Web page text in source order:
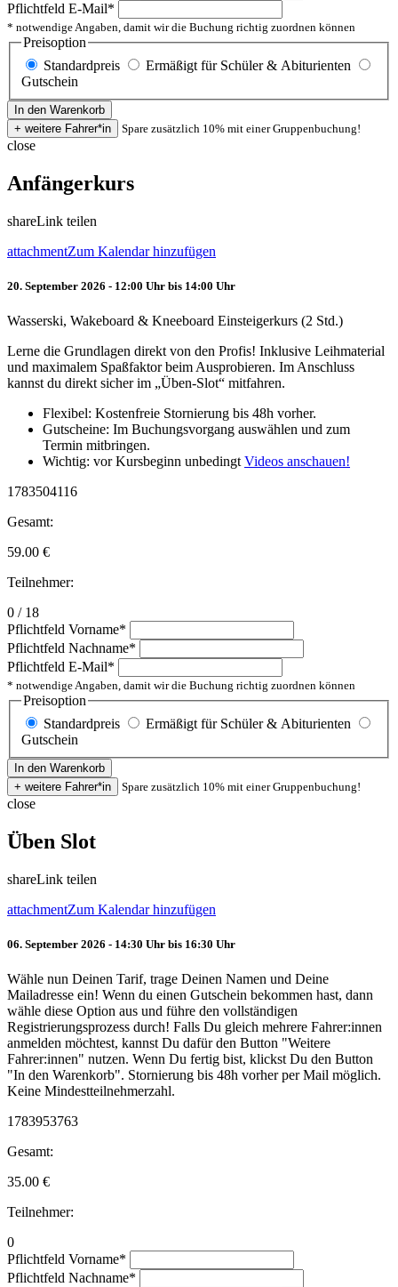
Pflichtfeld E-Mail*
* notwendige Angaben, damit wir die Buchung richtig zuordnen können
Preisoption
Standardpreis
Ermäßigt für Schüler & Abiturienten
Gutschein
Spare zusätzlich 10% mit einer Gruppenbuchung!
close
Anfängerkurs
shareLink teilen
attachmentZum Kalendar hinzufügen
20. September 2026 - 12:00 Uhr bis 14:00 Uhr
Wasserski, Wakeboard & Kneeboard Einsteigerkurs (2 Std.)
Lerne die Grundlagen direkt von den Profis! Inklusive Leihmaterial
und maximalem Spaßfaktor beim Ausprobieren. Im Anschluss
kannst du direkt sicher im „Üben-Slot“ mitfahren.
Flexibel: Kostenfreie Stornierung bis 48h vorher.
Gutscheine: Im Buchungsvorgang auswählen und zum
Termin mitbringen.
Wichtig: vor Kursbeginn unbedingt Videos anschauen!
1783504116
Gesamt:
59.00 €
Teilnehmer:
0 / 18
Pflichtfeld Vorname*
Pflichtfeld Nachname*
Pflichtfeld E-Mail*
* notwendige Angaben, damit wir die Buchung richtig zuordnen können
Preisoption
Standardpreis
Ermäßigt für Schüler & Abiturienten
Gutschein
Spare zusätzlich 10% mit einer Gruppenbuchung!
close
Üben Slot
shareLink teilen
attachmentZum Kalendar hinzufügen
06. September 2026 - 14:30 Uhr bis 16:30 Uhr
Wähle nun Deinen Tarif, trage Deinen Namen und Deine
Mailadresse ein! Wenn du einen Gutschein bekommen hast, dann
wähle diese Option aus und führe den vollständigen
Registrierungsprozess durch! Falls Du gleich mehrere Fahrer:innen
anmelden möchtest, kannst Du dafür den Button "Weitere
Fahrer:innen" nutzen. Wenn Du fertig bist, klickst Du den Button
"In den Warenkorb". Stornierung bis 48h vorher per Mail möglich.
Keine Mindestteilnehmerzahl.
1783953763
Gesamt:
35.00 €
Teilnehmer:
0
Pflichtfeld Vorname*
Pflichtfeld Nachname*